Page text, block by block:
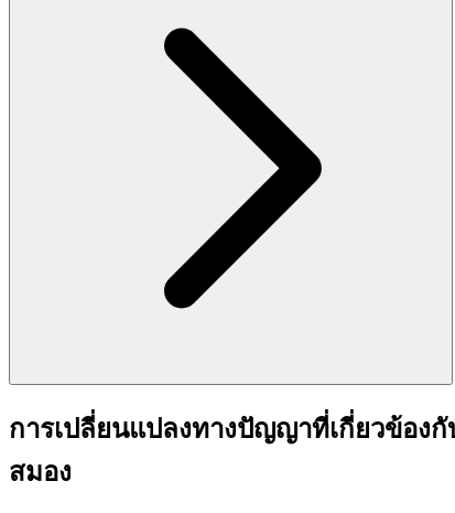
การเปลี่ยนแปลงทางปัญญาที่เกี่ยวข้อง
สมอง